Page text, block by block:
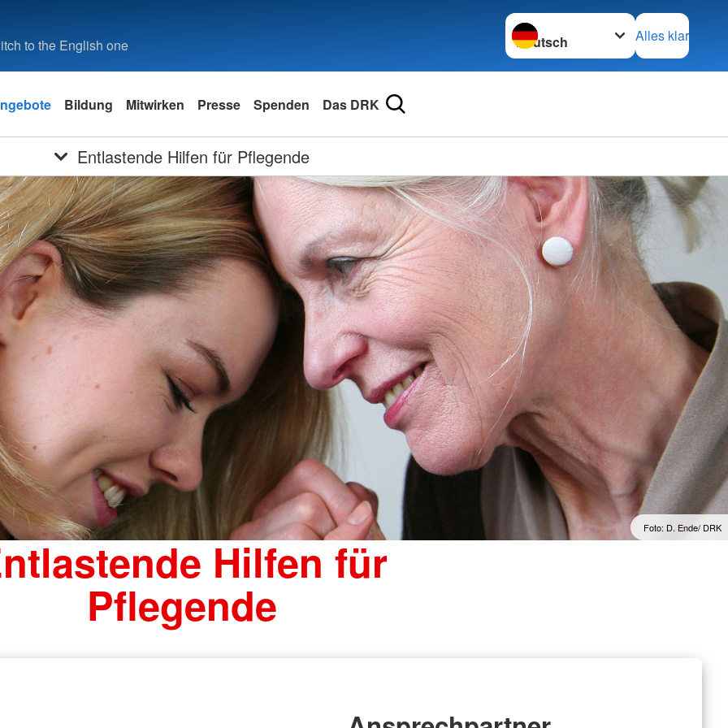
to the English one
Sprache wechseln zu
Alles klar
Bildung Mitwirken Presse Spenden Das DRK
Entlastende Hilfen für Pflegende
Foto: D. Ende/ DRK
Hilfen für
Pflegende